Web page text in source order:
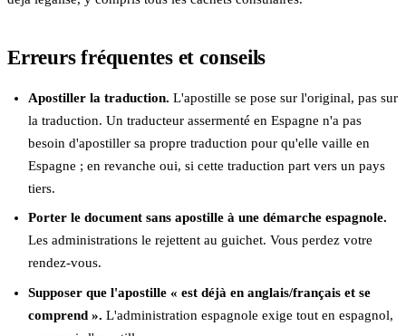
Erreurs fréquentes et conseils
Apostiller la traduction. L'apostille se pose sur l'original, pas sur
la traduction. Un traducteur assermenté en Espagne n'a pas
besoin d'apostiller sa propre traduction pour qu'elle vaille en
Espagne ; en revanche oui, si cette traduction part vers un pays
tiers.
Porter le document sans apostille à une démarche espagnole.
Les administrations le rejettent au guichet. Vous perdez votre
rendez-vous.
Supposer que l'apostille « est déjà en anglais/français et se
comprend ». L'administration espagnole exige tout en espagnol,